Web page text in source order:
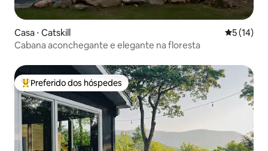
Casa ⋅ Catskill 5 de uma
5 (14)
Cabana aconchegante e elegante na floresta
Entre os melhores preferidos dos hóspedes
Preferido dos hóspedes